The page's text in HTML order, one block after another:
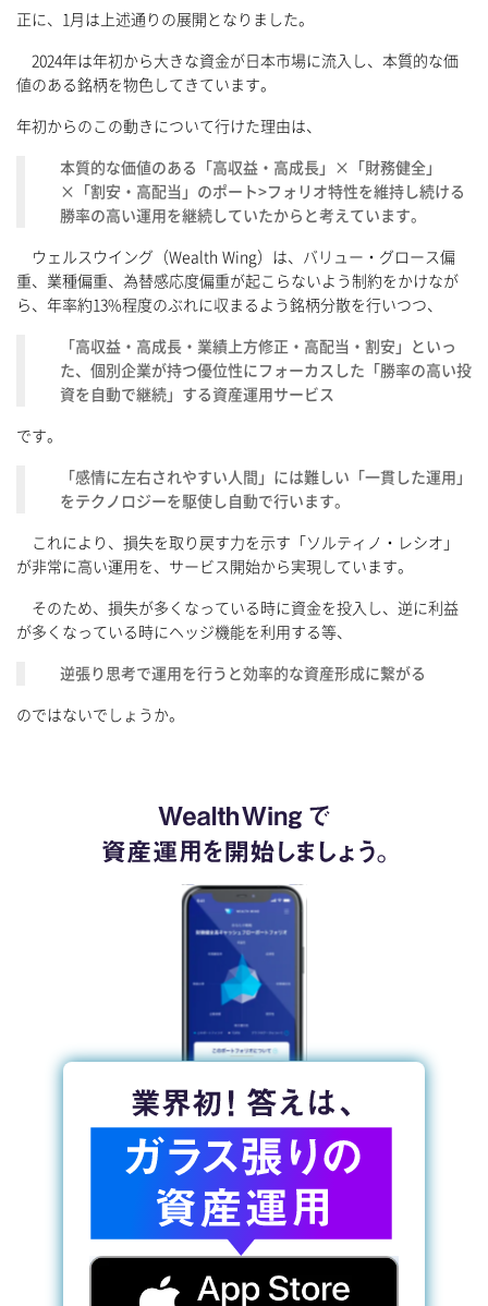
正に、1月は上述通りの展開となりました。
2024年は年初から大きな資金が日本市場に流入し、本質的な価
値のある銘柄を物色してきています。
年初からのこの動きについて行けた理由は、
本質的な価値のある「高収益・高成長」×「財務健全」
×「割安・高配当」のポート>フォリオ特性を維持し続ける
勝率の高い運用を継続していたからと考えています。
ウェルスウイング（Wealth Wing）は、バリュー・グロース偏
重、業種偏重、為替感応度偏重が起こらないよう制約をかけなが
ら、年率約13%程度のぶれに収まるよう銘柄分散を行いつつ、
「高収益・高成長・業績上方修正・高配当・割安」といっ
た、個別企業が持つ優位性にフォーカスした「勝率の高い投
資を自動で継続」する資産運用サービス
です。
「感情に左右されやすい人間」には難しい「一貫した運用」
をテクノロジーを駆使し自動で行います。
これにより、損失を取り戻す力を示す「ソルティノ・レシオ」
が非常に高い運用を、サービス開始から実現しています。
そのため、損失が多くなっている時に資金を投入し、逆に利益
が多くなっている時にヘッジ機能を利用する等、
逆張り思考で運用を行うと効率的な資産形成に繋がる
のではないでしょうか。